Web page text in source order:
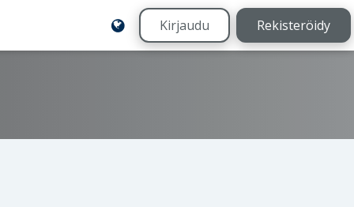
Kirjaudu Rekisteröidy